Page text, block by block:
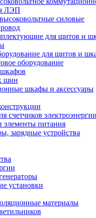
ЛЭП
силовые
для щитов и
для щитов и
оборудование
шин
шкафы и аксессуары
счетчиков электроэнергии
элементы питания
зарядные устройства
установки
материалы